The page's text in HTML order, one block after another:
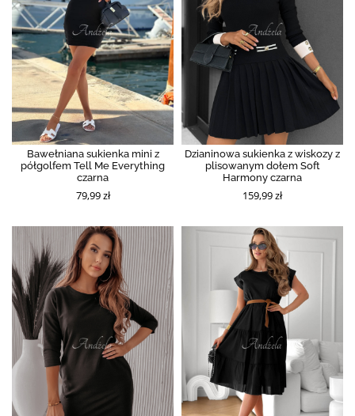
Bawełniana sukienka mini z
półgolfem Tell Me Everything
czarna
79,99 zł
Dzianinowa sukienka z wiskozy z
plisowanym dołem Soft
Harmony czarna
159,99 zł